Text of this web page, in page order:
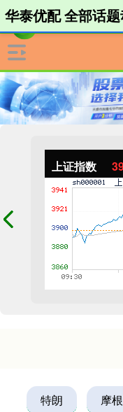
上证指数
华泰优配 全部话
特朗 摩